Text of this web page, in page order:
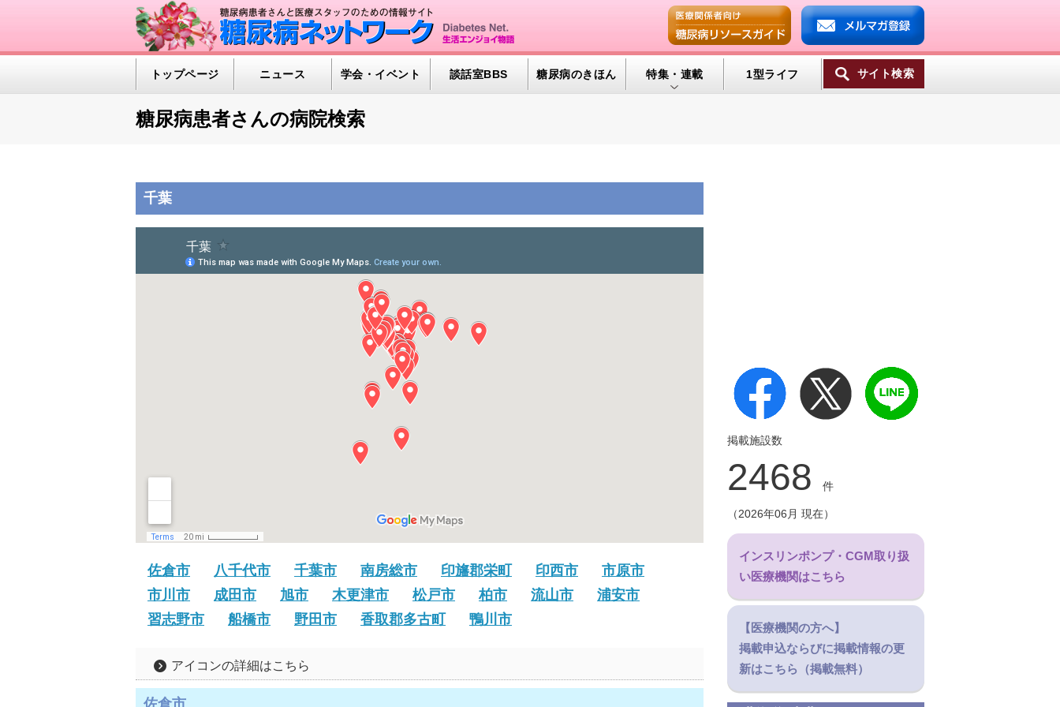
トップページ ニュース 学会・イベント 談話室BBS 糖尿病のきほん 特集・連載 1型ライフ サイト検索
糖尿病患者さんの病院検索
千葉
佐倉市 八千代市 千葉市 南房総市 印旛郡栄町 印西市
市原市
市川市
成田市 旭市 木更津市 松戸市 柏市 流山市
浦安市
習志野市
船橋市 野田市 香取郡多古町 鴨川市
アイコンの詳細はこちら
佐倉市
掲載施設数
2468 件
（2026年06月 現在）
インスリンポンプ・CGM取り扱
い医療機関はこちら
【医療機関の方へ】
掲載申込ならびに掲載情報の更
新はこちら（掲載無料）